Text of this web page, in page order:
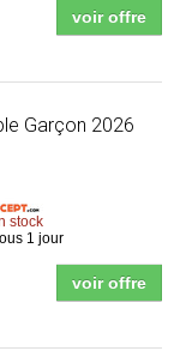
voir offre
Garçon 2026
stock
1 jour
voir offre